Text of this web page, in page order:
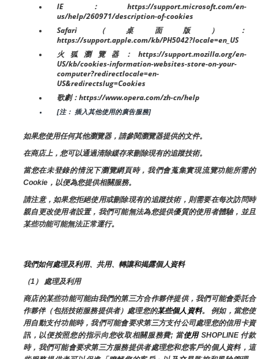
IE：https://support.microsoft.com/en-
us/help/260971/description-of-cookies
Safari（桌面版）：
https://support.apple.com/kb/PH5042?locale=en_US
火狐瀏覽器：https://support.mozilla.org/en-
US/kb/cookies-information-websites-store-on-your-
computer?redirectlocale=en-
US&redirectslug=Cookies
歌劇：https://www.opera.com/zh-cn/help
[注： 插入其他使用的廣告服務]
如果您使用任何其他瀏覽器，請參閱瀏覽器提供的文件。
在商店上，您可以通過清除緩存來刪除現有的追蹤技術。
當您在未登錄的情況下瀏覽網頁時，我們會蒐集實現流覽功能所需的
Cookie，以便為您提供相關服務。
請注意，如果您拒絕使用或刪除現有的追蹤技術，則需要在每次訪問時
親自更改使用者設置，我們可能無法為您提供優質的使用者體驗，並且
某些功能可能無法正常運行。
我們如何處理及利用、共用、轉讓和揭露個人資料
（1） 處理及利用
商店的某些功能可能由我們的第三方合作夥伴提供，我們可能會委託合
作夥伴（包括技術服務提供者）處理您的某些個人資料。 例如，當您使
用自動支付功能時，我們可能會要求第三方支付公司處理您的信用卡資
訊，以便按照您的指示向您收取相關服務費; 當使用 SHOPLINE 付款
時，我們可能會要求第三方服務提供者處理您和您客戶的個人資料，這